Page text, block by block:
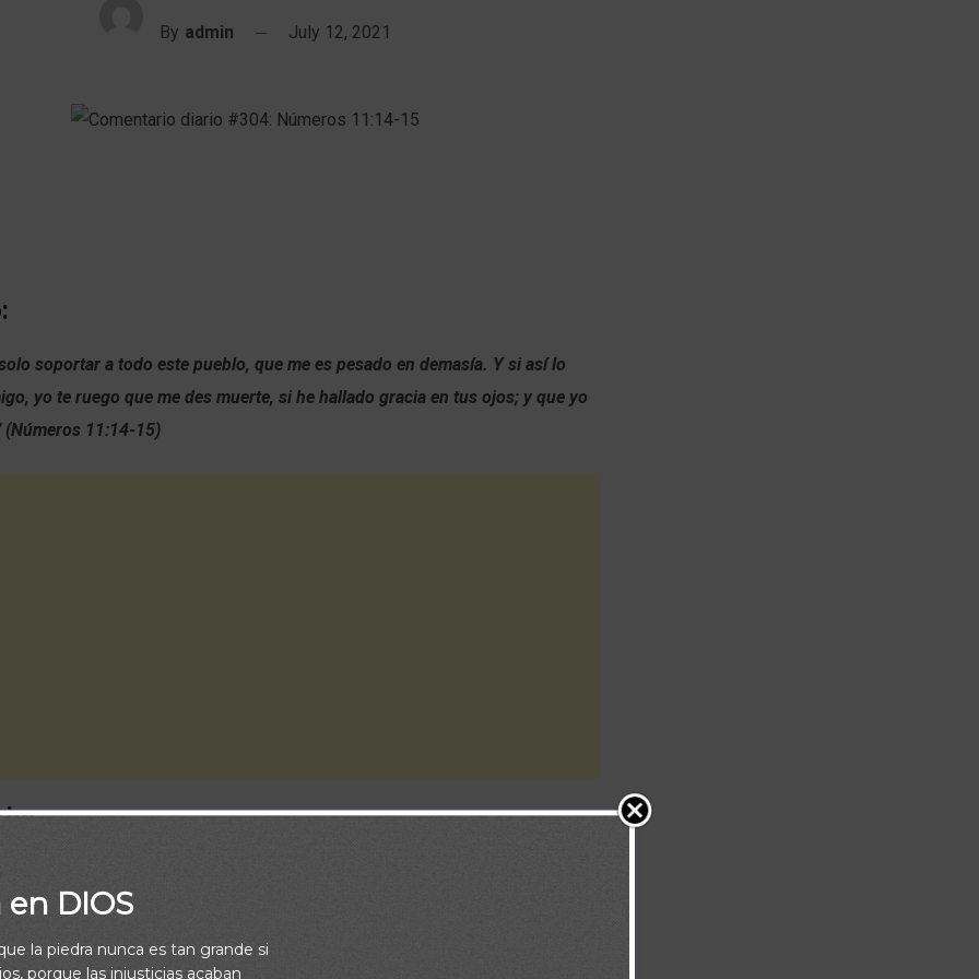
By admin July 12, 2021
soportar a todo este pueblo, que me es pesado en demasía. Y si así lo
yo te ruego que me des muerte, si he hallado gracia en tus ojos; y que yo
(Números 11:14-15)
hemos cosechado testimonios de las maravillosas bendiciones que nos
DIOS
la piedra nunca es tan grande si
porque las injusticias acaban